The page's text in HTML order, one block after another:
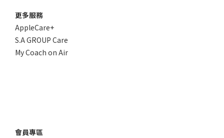
更多服務
AppleCare+
S.A GROUP Care
My Coach on Air
會員專區